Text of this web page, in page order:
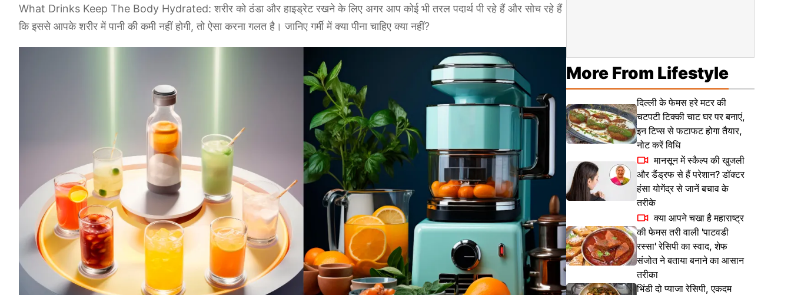
What Drinks Keep The Body Hydrated: शरीर को ठंडा और हाइड्रेट रखने के लिए अगर आप कोई भी तरल पदार्थ पी रहे हैं और सोच रहे हैं
कि इससे आपके शरीर में पानी की कमी नहीं होगी, तो ऐसा करना गलत है। जानिए गर्मी में क्या पीना चाहिए क्या नहीं?
More From Lifestyle
दिल्ली के फेमस हरे मटर की
चटपटी टिक्की चाट घर पर बनाएं,
इन टिप्स से फटाफट होगा तैयार,
नोट करें विधि
मानसून में स्कैल्प की खुजली
और डैंड्रफ से हैं परेशान? डॉक्टर
हंसा योगेंद्र से जानें बचाव के
तरीके
क्या आपने चखा है महाराष्ट्र
की फेमस तरी वाली 'पाटवडी
रस्सा' रेसिपी का स्वाद, शेफ
संजोत ने बताया बनाने का आसान
तरीका
भिंडी दो प्याजा रेसिपी, एकदम